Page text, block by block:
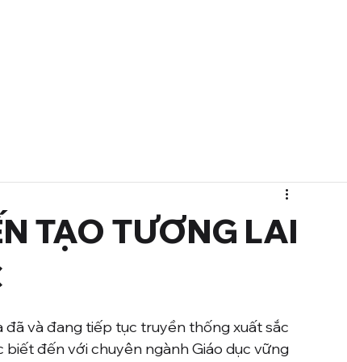
TẠO TƯƠNG LAI
đã và đang tiếp tục truyền thống xuất sắc
đến với chuyên ngành Giáo dục vững